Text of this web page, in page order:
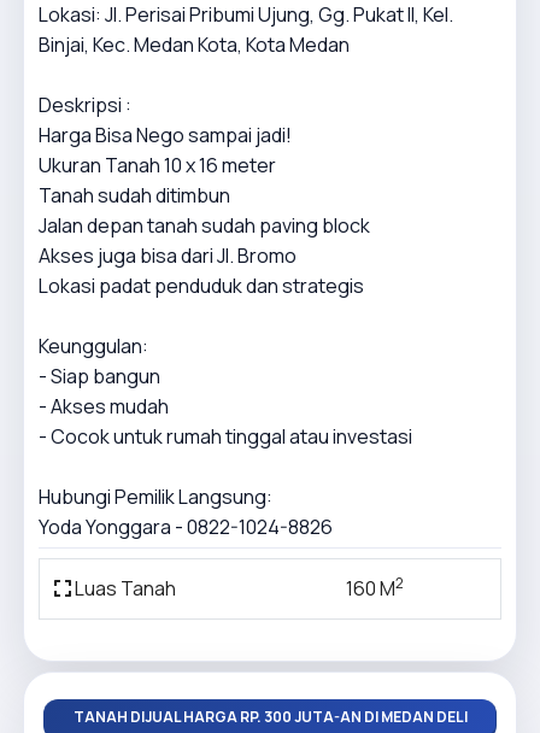
Lokasi: Jl. Perisai Pribumi Ujung, Gg. Pukat II, Kel.
Binjai, Kec. Medan Kota, Kota Medan
Deskripsi :
Harga Bisa Nego sampai jadi!
Ukuran Tanah 10 x 16 meter
Tanah sudah ditimbun
Jalan depan tanah sudah paving block
Akses juga bisa dari Jl. Bromo
Lokasi padat penduduk dan strategis
Keunggulan:
- Siap bangun
- Akses mudah
- Cocok untuk rumah tinggal atau investasi
Hubungi Pemilik Langsung:
Yoda Yonggara - 0822-1024-8826
Luas Tanah 160 M2
TANAH DIJUAL HARGA RP. 300 JUTA-AN DI MEDAN DELI